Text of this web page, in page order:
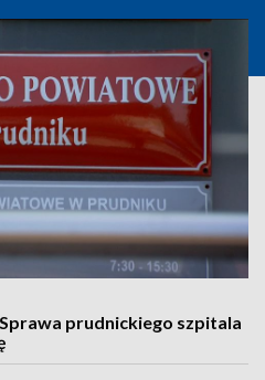
prudnickiego szpitala